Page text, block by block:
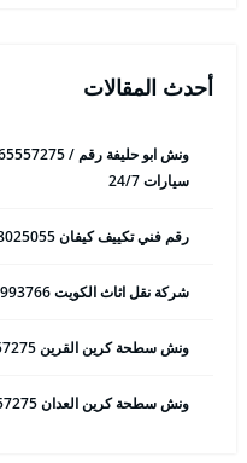
أحدث المقالات
سيارات 24/7
رقم فني تكييف كيفان 98025055 فني تكييف مركزي 24 ساعة
شركة نقل اثاث الكويت 50993766 هاف لوري وانيت نقل عفش
ونش سطحة كرين القرين 65557275 ونش سحب وانقاذ سيارات
ونش سطحة كرين العدان 65557275 ونش سحب وانقاذ سيارات